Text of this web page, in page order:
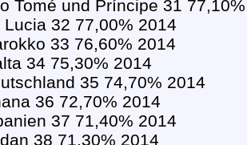
Tomé und Príncipe 31
Lucia 32 77,00% 2014
33 76,60% 2014
34 75,30% 2014
35 74,70% 2014
36 72,70% 2014
37 71,40% 2014
38 71,30% 2014